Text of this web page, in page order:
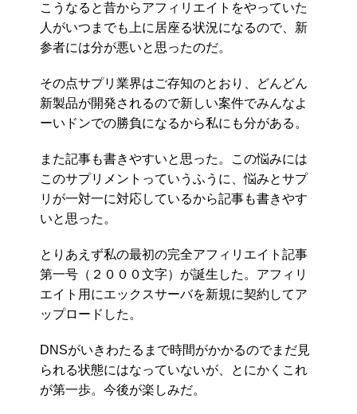
こうなると昔からアフィリエイトをやっていた
人がいつまでも上に居座る状況になるので、新
参者には分が悪いと思ったのだ。
その点サプリ業界はご存知のとおり、どんどん
新製品が開発されるので新しい案件でみんなよ
ーいドンでの勝負になるから私にも分がある。
また記事も書きやすいと思った。この悩みには
このサプリメントっていうふうに、悩みとサプ
リが一対一に対応しているから記事も書きやす
いと思った。
とりあえず私の最初の完全アフィリエイト記事
第一号（２０００文字）が誕生した。アフィリ
エイト用にエックスサーバを新規に契約してア
ップロードした。
DNSがいきわたるまで時間がかかるのでまだ見
られる状態にはなっていないが、とにかくこれ
が第一歩。今後が楽しみだ。